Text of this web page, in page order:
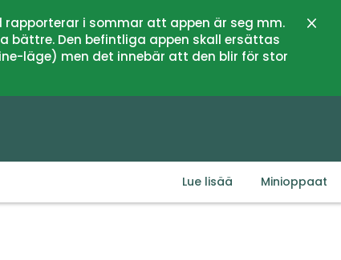
i sommar att appen är seg mm.
bättre. Den befintliga appen skall ersättas
läge) men det innebär att den blir för stor
Sulje
Lue lisää Minioppaat